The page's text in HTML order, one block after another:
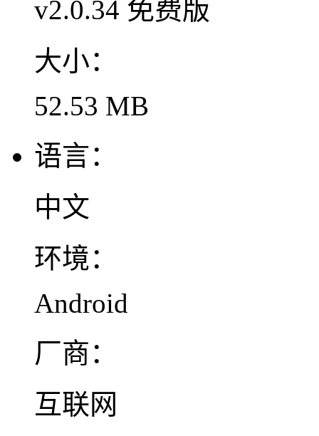
v2.0.34 免费版
大小：
52.53 MB
语言：
中文
环境：
Android
厂商：
互联网